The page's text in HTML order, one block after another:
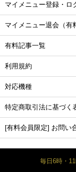
マイメニュー登録・ロ
マイメニュー退会（有
有料記事一覧
利用規約
対応機種
特定商取引法に基づく
[有料会員限定] お問い
毎日6時・